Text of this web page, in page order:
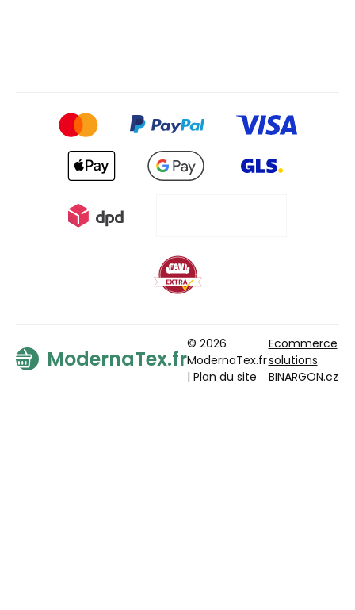
ModernaTex.fr
© 2026
ModernaTex.fr
| Plan du site
Ecommerce
solutions
BINARGON.cz